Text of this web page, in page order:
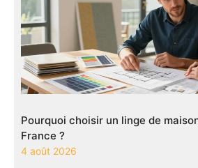
Pourquoi choisir un linge de
France ?
4 août 2026